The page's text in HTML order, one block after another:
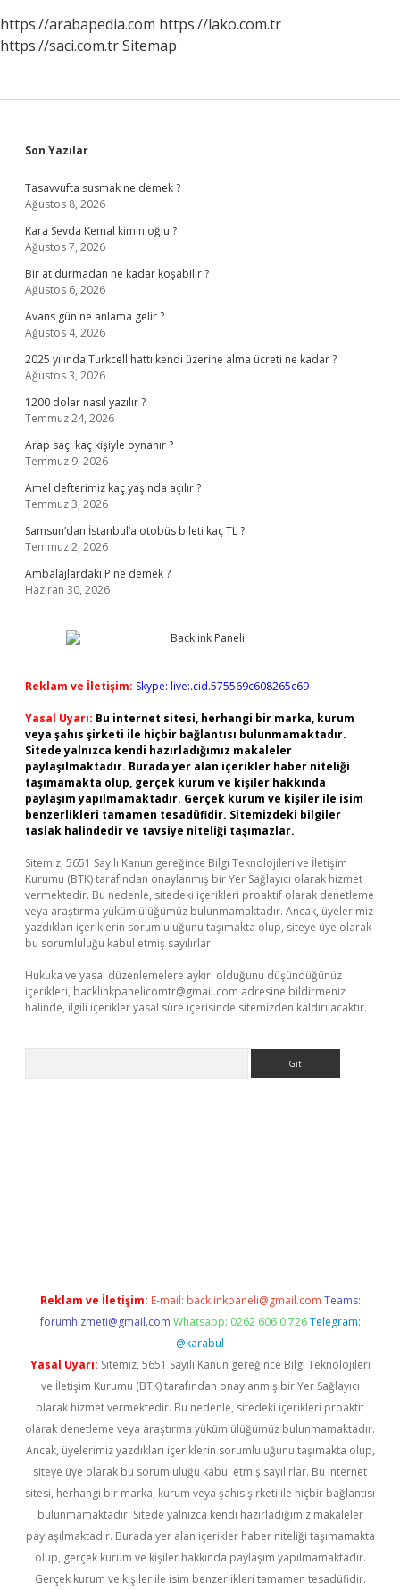
https://arabapedia.com https://lako.com.tr
https://saci.com.trSitemap
Sidebar
Son Yazılar
Tasavvufta susmak ne demek ?
Ağustos 8, 2026
Kara Sevda Kemal kimin oğlu ?
Ağustos 7, 2026
Bir at durmadan ne kadar koşabilir ?
Ağustos 6, 2026
Avans gün ne anlama gelir ?
Ağustos 4, 2026
2025 yılında Turkcell hattı kendi üzerine alma ücreti ne kadar ?
Ağustos 3, 2026
1200 dolar nasıl yazılır ?
Temmuz 24, 2026
Arap saçı kaç kişiyle oynanır ?
Temmuz 9, 2026
Amel defterimiz kaç yaşında açılır ?
Temmuz 3, 2026
Samsun’dan İstanbul’a otobüs bileti kaç TL ?
Temmuz 2, 2026
Ambalajlardaki P ne demek ?
Haziran 30, 2026
Reklam ve İletişim: Skype: live:.cid.575569c608265c69
Yasal Uyarı: Bu internet sitesi, herhangi bir marka, kurum
veya şahıs şirketi ile hiçbir bağlantısı bulunmamaktadır.
Sitede yalnızca kendi hazırladığımız makaleler
paylaşılmaktadır. Burada yer alan içerikler haber niteliği
taşımamakta olup, gerçek kurum ve kişiler hakkında
paylaşım yapılmamaktadır. Gerçek kurum ve kişiler ile isim
benzerlikleri tamamen tesadüfidir. Sitemizdeki bilgiler
taslak halindedir ve tavsiye niteliği taşımazlar.
Sitemiz, 5651 Sayılı Kanun gereğince Bilgi Teknolojileri ve İletişim
Kurumu (BTK) tarafından onaylanmış bir Yer Sağlayıcı olarak hizmet
vermektedir. Bu nedenle, sitedeki içerikleri proaktif olarak denetleme
veya araştırma yükümlülüğümüz bulunmamaktadır. Ancak, üyelerimiz
yazdıkları içeriklerin sorumluluğunu taşımakta olup, siteye üye olarak
bu sorumluluğu kabul etmiş sayılırlar.
Hukuka ve yasal düzenlemelere aykırı olduğunu düşündüğünüz
içerikleri, backlinkpanelicomtr@gmail.com adresine bildirmeniz
halinde, ilgili içerikler yasal süre içerisinde sitemizden kaldırılacaktır.
Reklam ve İletişim: E-mail: backlinkpaneli@gmail.com Teams:
forumhizmeti@gmail.com Whatsapp: 0262 606 0 726 Telegram:
@karabul
Yasal Uyarı: Sitemiz, 5651 Sayılı Kanun gereğince Bilgi Teknolojileri
ve İletişim Kurumu (BTK) tarafından onaylanmış bir Yer Sağlayıcı
olarak hizmet vermektedir. Bu nedenle, sitedeki içerikleri proaktif
olarak denetleme veya araştırma yükümlülüğümüz bulunmamaktadır.
Ancak, üyelerimiz yazdıkları içeriklerin sorumluluğunu taşımakta olup,
siteye üye olarak bu sorumluluğu kabul etmiş sayılırlar. Bu internet
sitesi, herhangi bir marka, kurum veya şahıs şirketi ile hiçbir bağlantısı
bulunmamaktadır. Sitede yalnızca kendi hazırladığımız makaleler
paylaşılmaktadır. Burada yer alan içerikler haber niteliği taşımamakta
olup, gerçek kurum ve kişiler hakkında paylaşım yapılmamaktadır.
Gerçek kurum ve kişiler ile isim benzerlikleri tamamen tesadüfidir.